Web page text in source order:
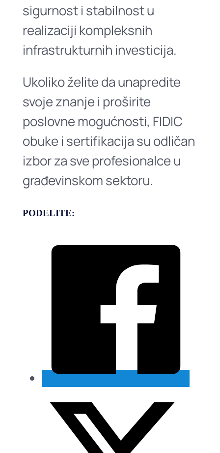
sigurnost i stabilnost u
realizaciji kompleksnih
infrastrukturnih investicija.
Ukoliko želite da unapredite
svoje znanje i proširite
poslovne mogućnosti, FIDIC
obuke i sertifikacija su odličan
izbor za sve profesionalce u
građevinskom sektoru.
PODELITE: